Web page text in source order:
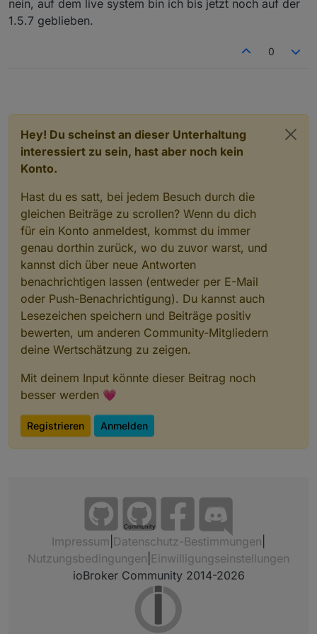
nein, auf dem live system bin ich bis jetzt noch auf der
1.5.7 geblieben.
0
Hey! Du scheinst an dieser Unterhaltung
interessiert zu sein, hast aber noch kein
Konto.
Hast du es satt, bei jedem Besuch durch die
gleichen Beiträge zu scrollen? Wenn du dich
für ein Konto anmeldest, kommst du immer
genau dorthin zurück, wo du zuvor warst, und
kannst dich über neue Antworten
benachrichtigen lassen (entweder per E-Mail
oder Push-Benachrichtigung). Du kannst auch
Lesezeichen speichern und Beiträge positiv
bewerten, um anderen Community-Mitgliedern
deine Wertschätzung zu zeigen.
Mit deinem Input könnte dieser Beitrag noch
besser werden 💗
Registrieren Anmelden
Community
Impressum Datenschutz-Bestimmungen
Nutzungsbedingungen Einwilligungseinstellungen
ioBroker Community 2014-2026